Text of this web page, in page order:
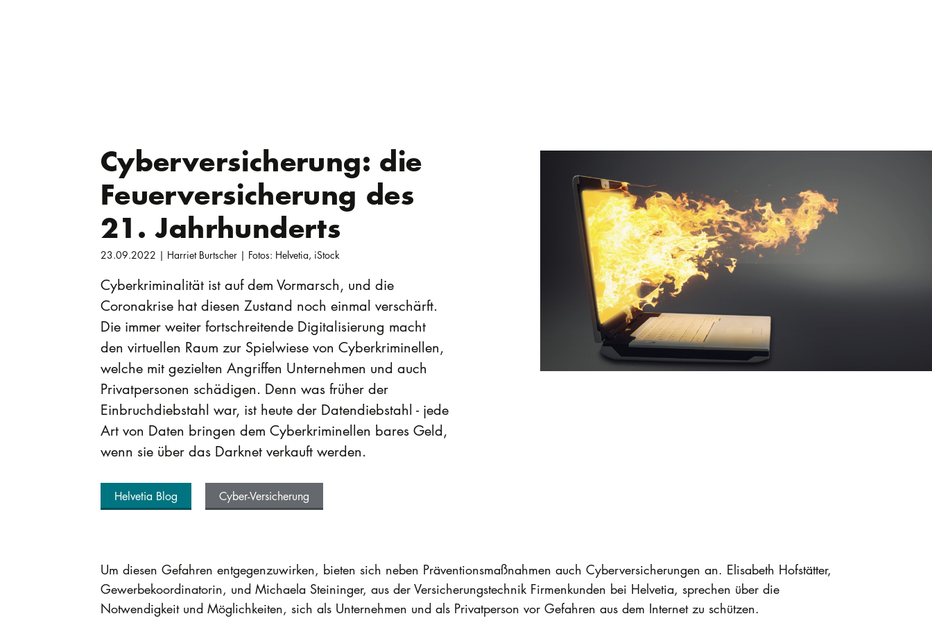
Cyberversicherung: die
Feuerversicherung des
21. Jahrhunderts
23.09.2022 | Harriet Burtscher | Fotos: Helvetia, iStock
Cyberkriminalität ist auf dem Vormarsch, und die
Coronakrise hat diesen Zustand noch einmal verschärft.
Die immer weiter fortschreitende Digitalisierung macht
den virtuellen Raum zur Spielwiese von Cyberkriminellen,
welche mit gezielten Angriffen Unternehmen und auch
Privatpersonen schädigen. Denn was früher der
Einbruchdiebstahl war, ist heute der Datendiebstahl - jede
Art von Daten bringen dem Cyberkriminellen bares Geld,
wenn sie über das Darknet verkauft werden.
Helvetia Blog Cyber-Versicherung
Um diesen Gefahren entgegenzuwirken, bieten sich neben Präventionsmaßnahmen auch Cyberversicherungen an. Elisabeth Hofstätter,
Gewerbekoordinatorin, und Michaela Steininger, aus der Versicherungstechnik Firmenkunden bei Helvetia, sprechen über die
Notwendigkeit und Möglichkeiten, sich als Unternehmen und als Privatperson vor Gefahren aus dem Internet zu schützen.